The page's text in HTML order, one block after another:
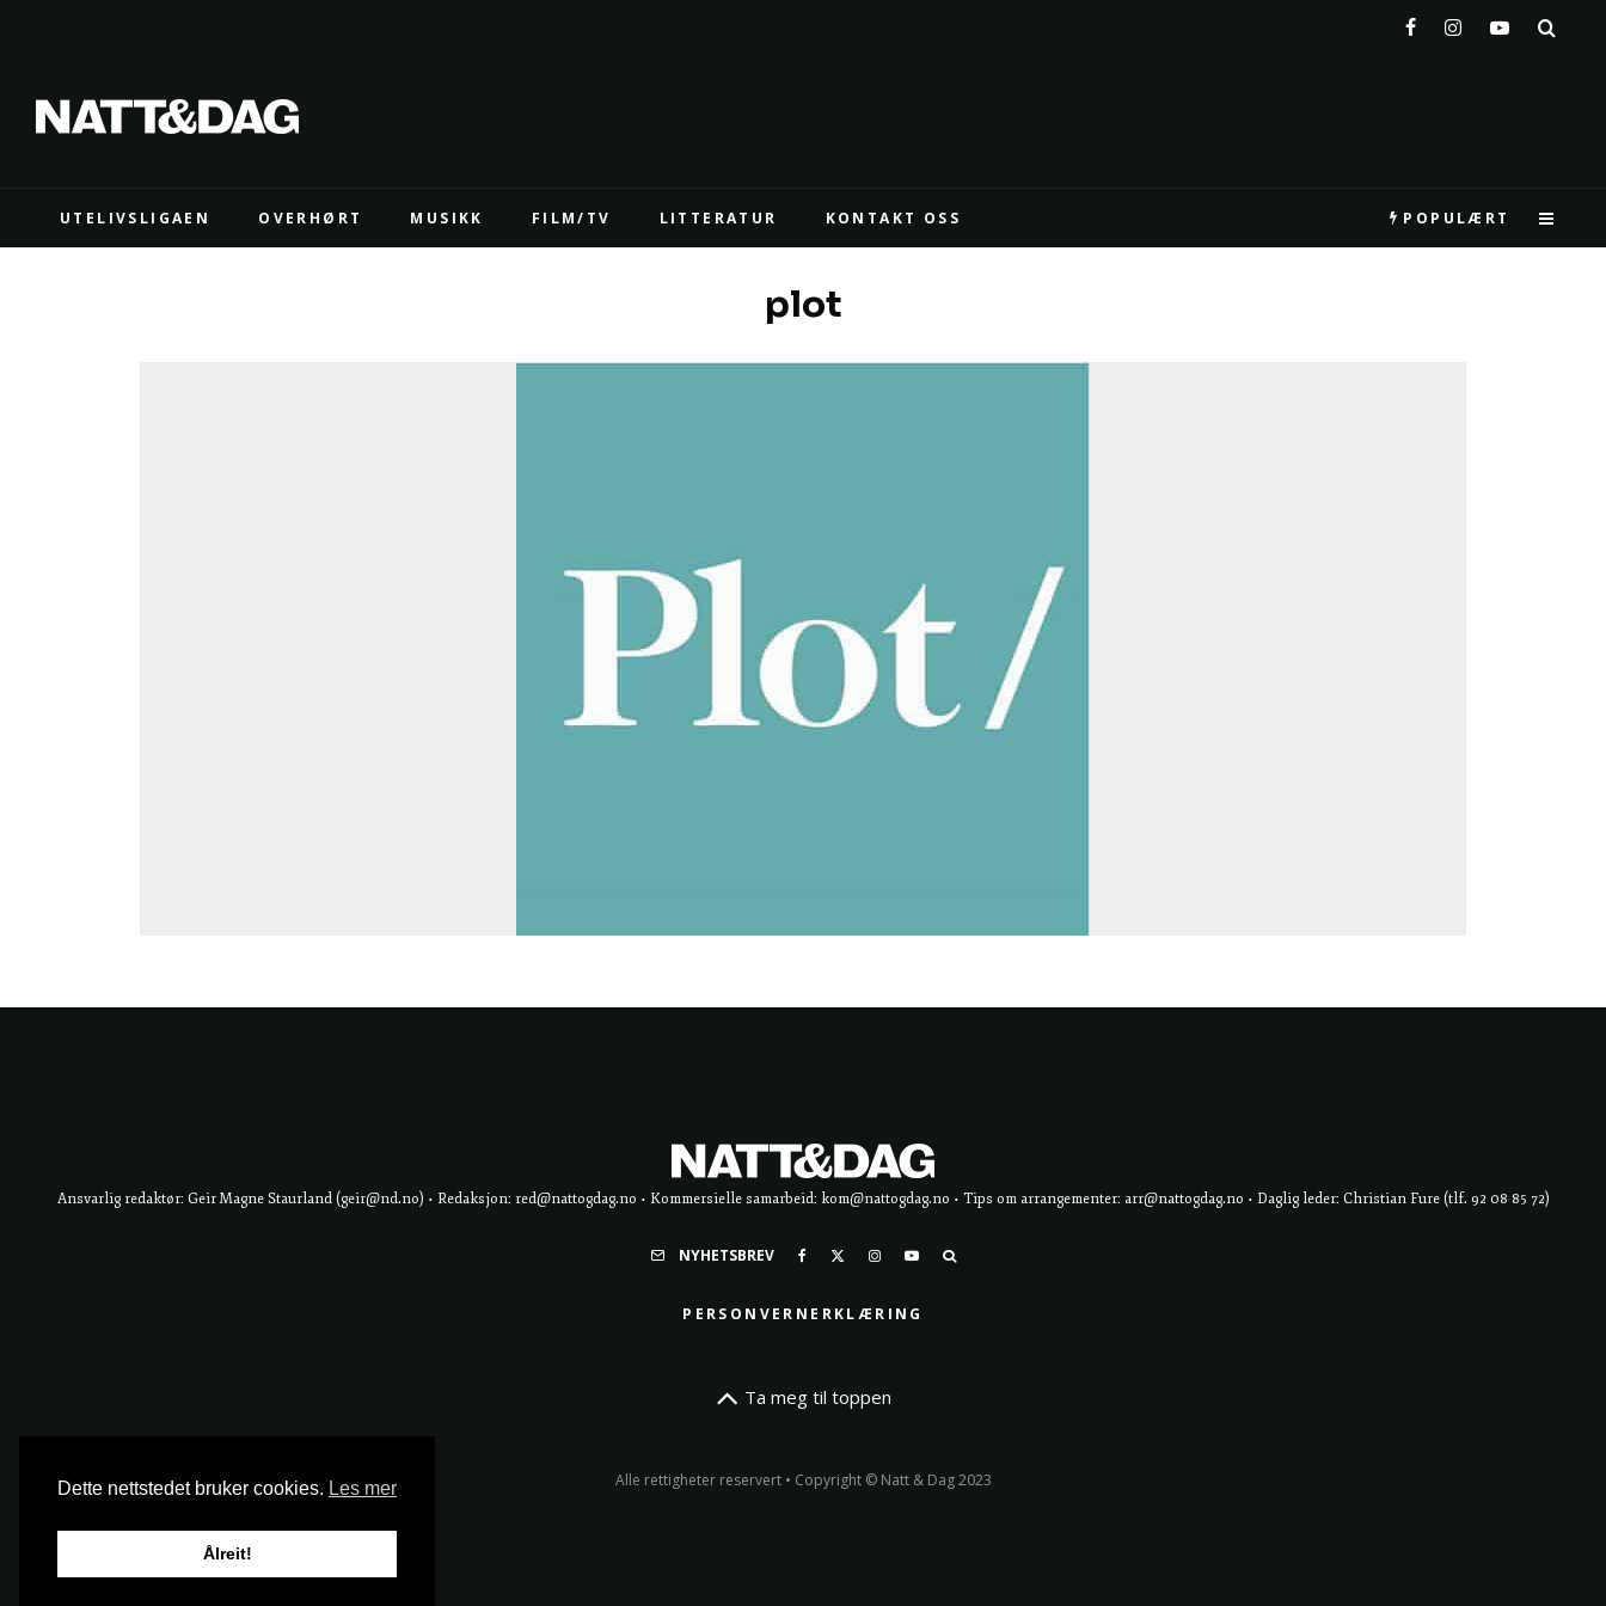
UTELIVSLIGAEN OVERHØRT MUSIKK FILM/TV LITTERATUR KONTAKT OSS POPULÆRT
plot
Ansvarlig redaktør: Geir Magne Staurland (geir@nd.no) • Redaksjon: red@nattogdag.no • Kommersielle samarbeid: kom@nattogdag.no • Tips om arrangementer: arr@nattogdag.no • Daglig leder: Christian Fure (tlf. 92 08 85 72)
NYHETSBREV
PERSONVERNERKLÆRING
Ta meg til toppen
Alle rettigheter reservert • Copyright © Natt & Dag 2023
Dette nettstedet bruker cookies. Les mer
Ålreit!